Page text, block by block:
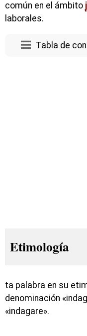
común en el ámbito
laborales.
Tabla de
Etimología
ta palabra en su
denominación
«indagare».